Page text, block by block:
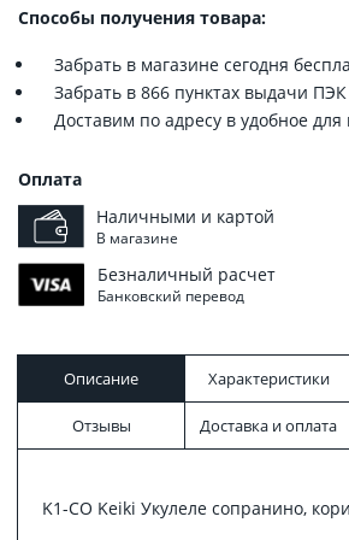
Способы получения товара:
Забрать в магазине сегодня
Забрать в 866 пунктах выдачи ПЭК
Доставим по адресу в удобное для
Оплата
Наличными и картой
В магазине
Безналичный расчет
Банковский перевод
Описание Характеристики
Отзывы Доставка и оплата
K1-CO Keiki Укулеле сопранино,